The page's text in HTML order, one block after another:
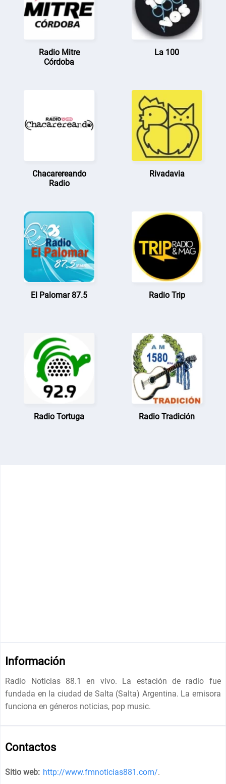
Radio Mitre
Córdoba
La 100
Chacarereando
Radio
Rivadavia
El Palomar 87.5 Radio Trip
Radio Tortuga Radio Tradición
Información
Radio Noticias 88.1 en vivo. La estación de radio fue
fundada en la ciudad de Salta (Salta) Argentina. La emisora
funciona en géneros noticias, pop music.
Contactos
Sitio web: http://www.fmnoticias881.com/.